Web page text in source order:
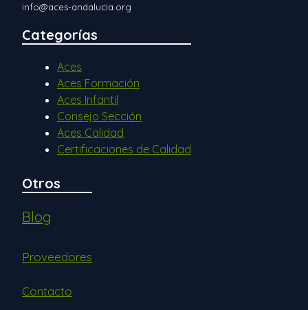
info@aces-andalucia.org
Categorías
Aces
Aces Formación
Aces Infantil
Consejo Sección
Aces Calidad
Certificaciones de Calidad
Otros
Blog
Proveedores
Contacto